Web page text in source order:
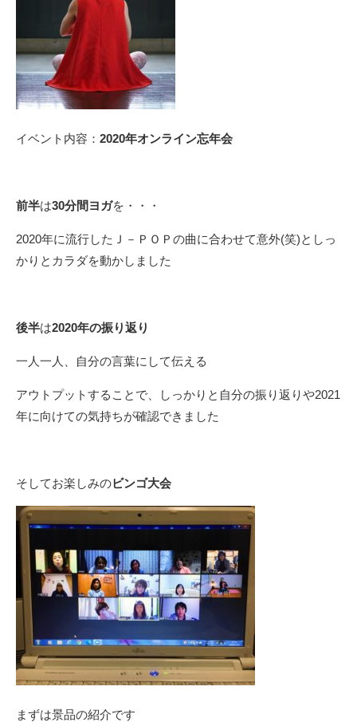
イベント内容： 2020年オンライン忘年会
前半は30分間ヨガを・・・
2020年に流行したＪ－ＰＯＰの曲に合わせて意外(笑)としっ
かりとカラダを動かしました
後半は2020年の振り返り
一人一人、自分の言葉にして伝える
アウトプットすることで、しっかりと自分の振り返りや2021
年に向けての気持ちが確認できました
そしてお楽しみのビンゴ大会
まずは景品の紹介です